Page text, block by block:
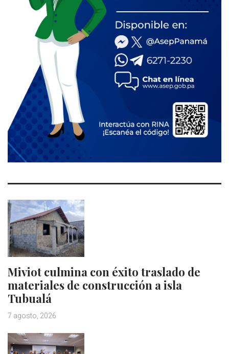
Miviot culmina con éxito traslado de
materiales de construcción a isla
Tubualá
7 agosto, 2026